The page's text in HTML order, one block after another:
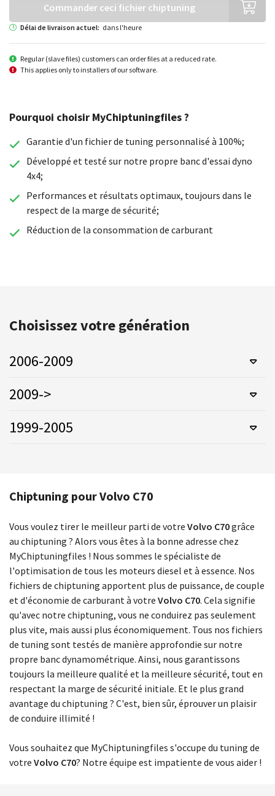
Commander ceci fichier chiptuning
Délai de livraison actuel: dans l'heure
Regular (slave files) customers can order files at a reduced rate.
This applies only to installers of our software.
Pourquoi choisir MyChiptuningfiles ?
Garantie d'un fichier de tuning personnalisé à 100%;
Développé et testé sur notre propre banc d'essai dyno
4x4;
Performances et résultats optimaux, toujours dans le
respect de la marge de sécurité;
Réduction de la consommation de carburant
Chiptuning pour Volvo C70
Vous voulez tirer le meilleur parti de votre Volvo C70grâce
au chiptuning ? Alors vous êtes à la bonne adresse chez
MyChiptuningfiles ! Nous sommes le spécialiste de
l'optimisation de tous les moteurs diesel et à essence. Nos
fichiers de chiptuning apportent plus de puissance, de couple
et d'économie de carburant à votre Volvo C70. Cela signifie
qu'avec notre chiptuning, vous ne conduirez pas seulement
plus vite, mais aussi plus économiquement. Tous nos fichiers
de tuning sont testés de manière approfondie sur notre
propre banc dynamométrique. Ainsi, nous garantissons
toujours la meilleure qualité et la meilleure sécurité, tout en
respectant la marge de sécurité initiale. Et le plus grand
avantage du chiptuning ? C'est, bien sûr, éprouver un plaisir
de conduire illimité !
Vous souhaitez que MyChiptuningfiles s'occupe du tuning de
votre Volvo C70? Notre équipe est impatiente de vous aider !
Choisissez votre génération
2006-2009
2009->
1999-2005